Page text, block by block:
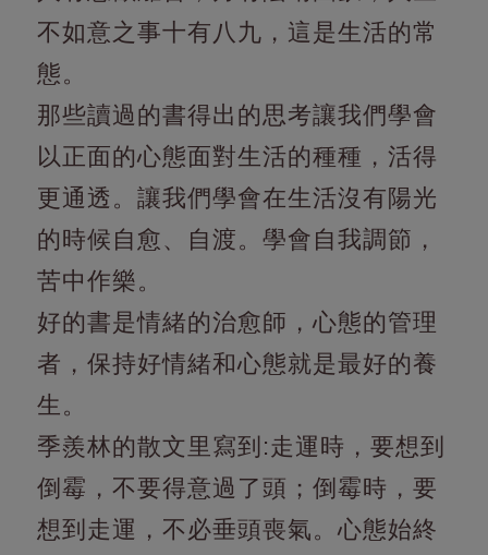
不如意之事十有八九，這是生活的常
態。
那些讀過的書得出的思考讓我們學會
以正面的心態面對生活的種種，活得
更通透。讓我們學會在生活沒有陽光
的時候自愈、自渡。學會自我調節，
苦中作樂。
好的書是情緒的治愈師，心態的管理
者，保持好情緒和心態就是最好的養
生。
季羨林的散文里寫到:走運時，要想到
倒霉，不要得意過了頭；倒霉時，要
想到走運，不必垂頭喪氣。心態始終